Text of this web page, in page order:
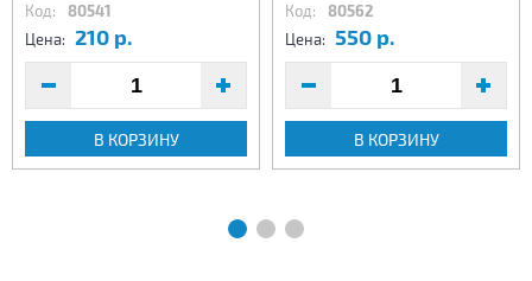
Код: 80541
Цена: 210 р.
В КОРЗИНУ
Код: 80562
Цена: 550 р.
В КОРЗИНУ